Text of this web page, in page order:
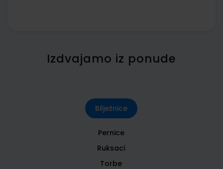
Izdvajamo iz ponude
Bilježnice
Pernice
Ruksaci
Torbe